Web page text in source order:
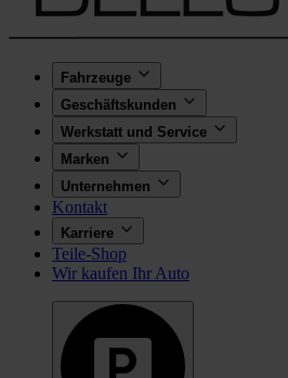
Fahrzeuge
Geschäftskunden
Werkstatt und Service
Marken
Unternehmen
Kontakt
Karriere
Teile-Shop
Wir kaufen Ihr Auto